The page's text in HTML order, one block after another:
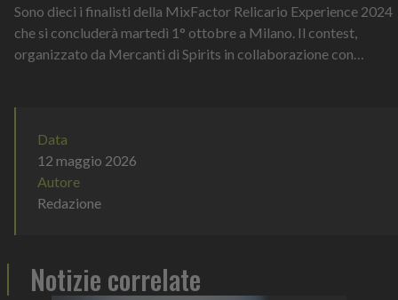
Sono dieci i finalisti della MixFactor Relicario Experience 2024
che si concluderà martedì 1° ottobre a Milano. Il contest,
organizzato da Mercanti di Spirits in collaborazione con
Data
12 maggio 2026
Autore
Redazione
Notizie correlate